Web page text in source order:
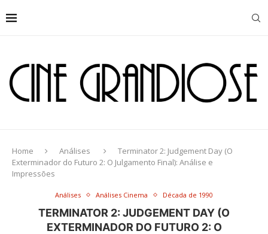
Home Análises
Terminator 2: Judgement Day (O
Exterminador do Futuro 2: O Julgamento Final): Análise e
Impressões
Análises Análises Cinema Década de 1990
TERMINATOR 2: JUDGEMENT DAY (O
EXTERMINADOR DO FUTURO 2: O